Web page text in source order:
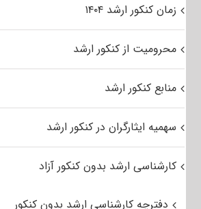
زمان کنکور ارشد ۱۴۰۴
محرومیت از کنکور ارشد
منابع کنکور ارشد
سهمیه ایثارگران در کنکور ارشد
کارشناسی ارشد بدون کنکور آزاد
دفترچه کارشناسی ارشد بدون کنکور